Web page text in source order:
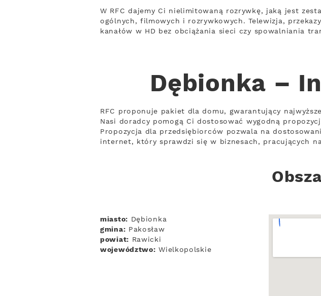
W RFC dajemy Ci nielimitowaną rozrywkę, jaką jest
ogólnych, filmowych i rozrywkowych. Telewizja,
kanałów w HD bez obciążania sieci czy spowalniania
Dębionka –
RFC proponuje pakiet dla domu, gwarantujący
Nasi doradcy pomogą Ci dostosować wygodną
Propozycja dla przedsiębiorców pozwala na
internet, który sprawdzi się w biznesach, pracujących
miasto: Dębionka
gmina: Pakosław
powiat: Rawicki
województwo: Wielkopolskie